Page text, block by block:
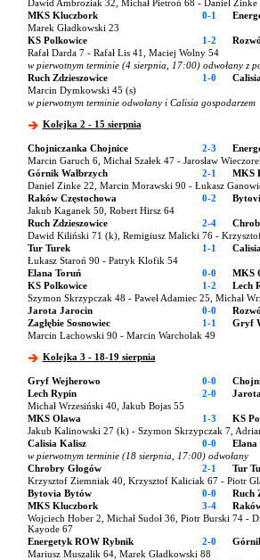
Dawid Ambroziak 32, Michał Pietroń 68 - Daniel Zinke
MKS Kluczbork
0-1
Marek Gładkowski 23
KS Polkowice
1-2
Rafał Darda 7 - Rafał Lis 41, Maciej Wolny 54
w pierwotnym terminie (4 sierpnia, 17:00) odwołany z
Ruch Zdzieszowice
1-0
Marcin Dymkowski 45 (s)
w pierwotnym terminie odwołany i Calisia gospodarzem
Kolejka 2 - 15 sierpnia
Chojniczanka Chojnice 2-3
Marcin Garuch 6, Michał Szałek 47 - Jarosław
Górnik Wałbrzych
2-1 MKS
Daniel Zinke 22, Marcin Morawski 90 - Łukasz
Raków Częstochowa
0-2
Jakub Kaganek 50, Robert Hirsz 64
Ruch Zdzieszowice
2-4
Dawid Kiliński 71 (k), Remigiusz Malicki 76 -
Tur Turek
1-1
Łukasz Staroń 90 - Patryk Klofik 54
Elana Toruń
0-0 MKS
KS Polkowice
1-2 Lech
Szymon Skrzypczak 48 - Paweł Adamiec 25, Michał
Jarota Jarocin
0-0
Zagłębie Sosnowiec
1-1 Gryf
Marcin Lachowski 90 - Marcin Warcholak 49
Kolejka 3 - 18-19 sierpnia
Gryf Wejherowo 0-0
Lech Rypin
2-0
Michał Wrzesiński 40, Jakub Bojas 55
MKS Oława
1-3 KS
Jakub Kalinowski 27 (k) - Szymon Skrzypczak 7,
Calisia Kalisz
0-0 Elana
w pierwotnym terminie (18 sierpnia, 17:00) odwołany
Chrobry Głogów
2-1 Tur
Krzysztof Ziemniak 40, Krzysztof Kaliciak 67 - Piotr
Bytovia Bytów
0-0 Ruch
MKS Kluczbork
3-4
Wojciech Hober 2, Michał Sudoł 36, Piotr Burski 74 -
Kayode 67
Energetyk ROW Rybnik
2-0
Mariusz Muszalik 64, Marek Gładkowski 88